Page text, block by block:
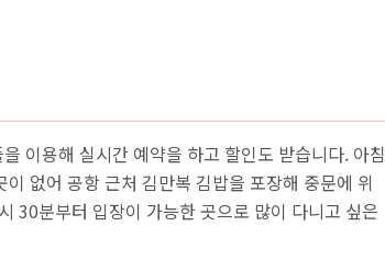
이용해 실시간 예약을 하고 할인도 받습니다. 아침
없어 공항 근처 김만복 김밥을 포장해 중문에 위
30분부터 입장이 가능한 곳으로 많이 다니고 싶은